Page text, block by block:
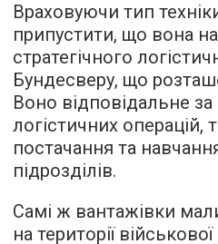
Враховуючи тип
припустити, що вона
стратегічного
Бундесверу, що
Воно відповідальне
логістичних операцій,
постачання та
підрозділів.
Самі ж вантажівки
на території